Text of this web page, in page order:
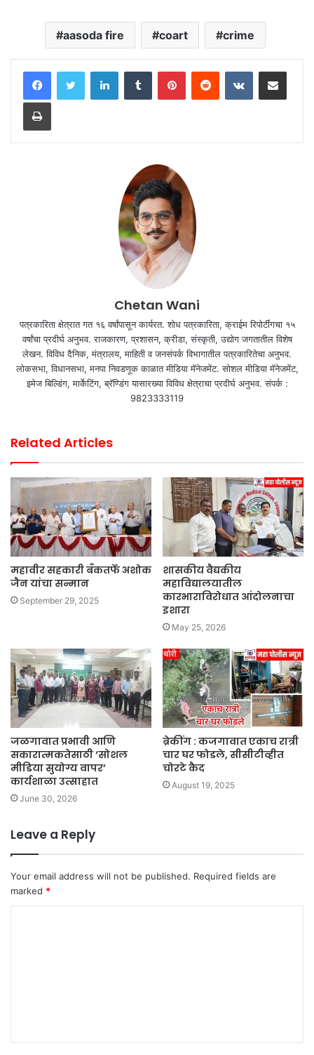
aasoda fire coart crime
LinkedInTumblr PinterestReddit VKontakteShare via Email
Print
Chetan Wani
पत्रकारिता क्षेत्रात गत १६ वर्षांपासून कार्यरत. शोध पत्रकारिता, क्राईम रिपोर्टींगचा १५
वर्षांचा प्रदीर्घ अनुभव. राजकारण, प्रशासन, क्रीडा, संस्कृती, उद्योग जगतातील विशेष
लेखन. विविध दैनिक, मंत्रालय, माहिती व जनसंपर्क विभागातील पत्रकारितेचा अनुभव.
लोकसभा, विधानसभा, मनपा निवडणूक काळात मीडिया मॅनेजमेंट. सोशल मीडिया मॅनेजमेंट,
इमेज बिल्डिंग, मार्केटिंग, ब्रॅण्डिंग यासारख्या विविध क्षेत्राचा प्रदीर्घ अनुभव. संपर्क :
9823333119
Related Articles
महावीर सहकारी बँकतर्फे अशोक
जैन यांचा सन्मान
September 29, 2025
शासकीय वैद्यकीय
महाविद्यालयातील
कारभाराविरोधात आंदोलनाचा
इशारा
May 25, 2026
जळगावात प्रभावी आणि
सकारात्मकतेसाठी ‘सोशल
मीडिया सुयोग्य वापर’
कार्यशाळा उत्साहात
June 30, 2026
ब्रेकींग : कजगावात एकाच रात्री
चार घर फोडले, सीसीटीव्हीत
चोरटे कैद
August 19, 2025
Leave a Reply
Your email address will not be published. Required fields are
marked *
t